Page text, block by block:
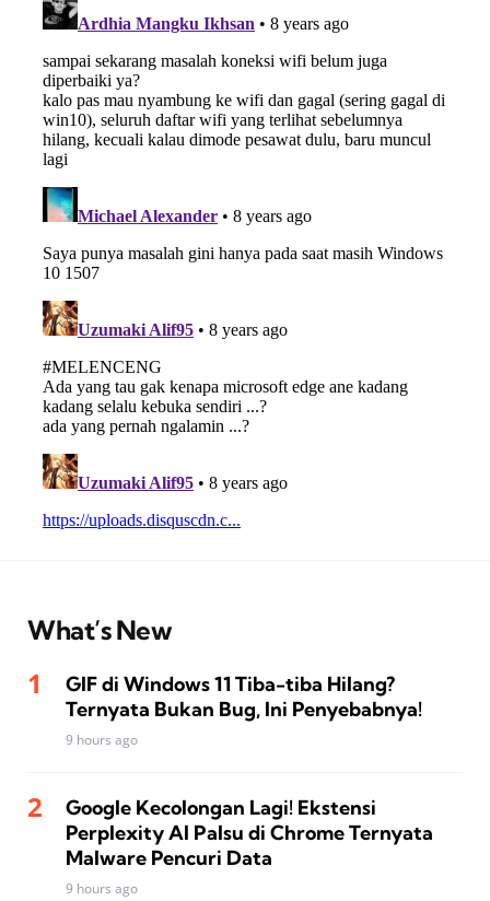
What’s New
GIF di Windows 11 Tiba-tiba Hilang?
Ternyata Bukan Bug, Ini Penyebabnya!
9 hours ago
Google Kecolongan Lagi! Ekstensi
Perplexity AI Palsu di Chrome Ternyata
Malware Pencuri Data
9 hours ago